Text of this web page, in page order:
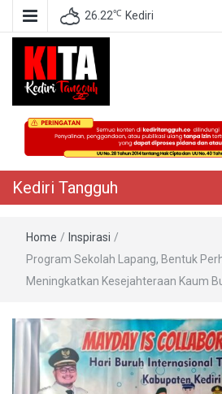
26.22℃ Kediri
Kediri
Berita Akurat Terpercaya
Kediri Tangguh
Home / Inspirasi /
Program Sekolah Lapang, Bentuk
Meningkatkan Kesejahteraan Kaum